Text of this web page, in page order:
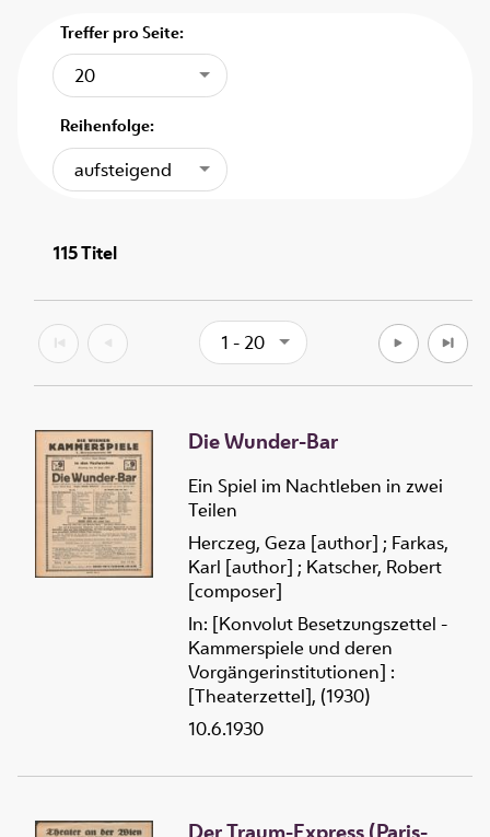
Treffer pro Seite:
20
Reihenfolge:
aufsteigend
115Titel
1 - 20
Die Wunder-Bar
Ein Spiel im Nachtleben in zwei
Teilen
Herczeg, Geza [author] ; Farkas,
Karl [author] ; Katscher, Robert
[composer]
In: [Konvolut Besetzungszettel -
Kammerspiele und deren
Vorgängerinstitutionen] :
[Theaterzettel], (1930)
10.6.1930